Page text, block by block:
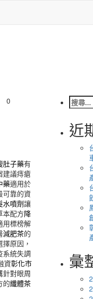
0
肚子藥有
建議痔瘡
藥適用於
可靠的資
水噴劑讓
本配方降
用標榜解
減肥茶的
原因，
系統失調
資彰化市
針對眼周
的纖體茶
搜
尋
鍵
字:
近
彙